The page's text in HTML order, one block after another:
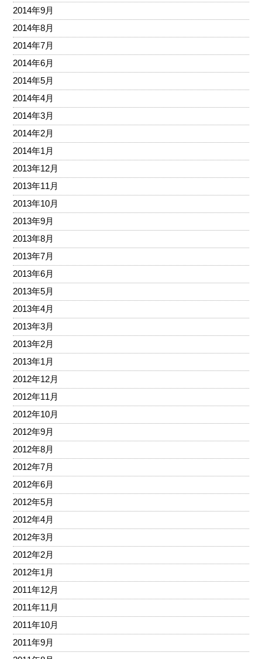
2014年9月
2014年8月
2014年7月
2014年6月
2014年5月
2014年4月
2014年3月
2014年2月
2014年1月
2013年12月
2013年11月
2013年10月
2013年9月
2013年8月
2013年7月
2013年6月
2013年5月
2013年4月
2013年3月
2013年2月
2013年1月
2012年12月
2012年11月
2012年10月
2012年9月
2012年8月
2012年7月
2012年6月
2012年5月
2012年4月
2012年3月
2012年2月
2012年1月
2011年12月
2011年11月
2011年10月
2011年9月